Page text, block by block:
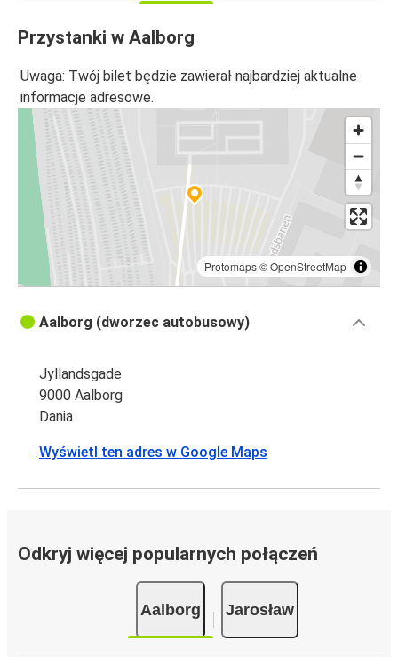
Przystanki w Aalborg
Uwaga: Twój bilet będzie zawierał najbardziej aktualne
informacje adresowe.
Protomaps©OpenStreetMap
Aalborg (dworzec autobusowy)
Jyllandsgade
9000 Aalborg
Dania
Wyświetl ten adres w Google Maps
Odkryj więcej popularnych połączeń
Aalborg Jarosław